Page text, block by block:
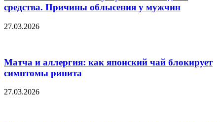
средства. Причины облысения у мужчин
27.03.2026
Матча и аллергия: как японский чай блокирует
симптомы ринита
27.03.2026